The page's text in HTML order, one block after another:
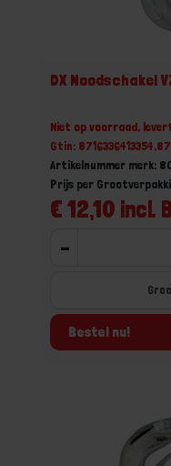
DX Noodschakel
Niet op voorraad,
Gtin:
Artikelnummer merk:
€ 12,10 incl.
Prijs per
-
Bestel nu!